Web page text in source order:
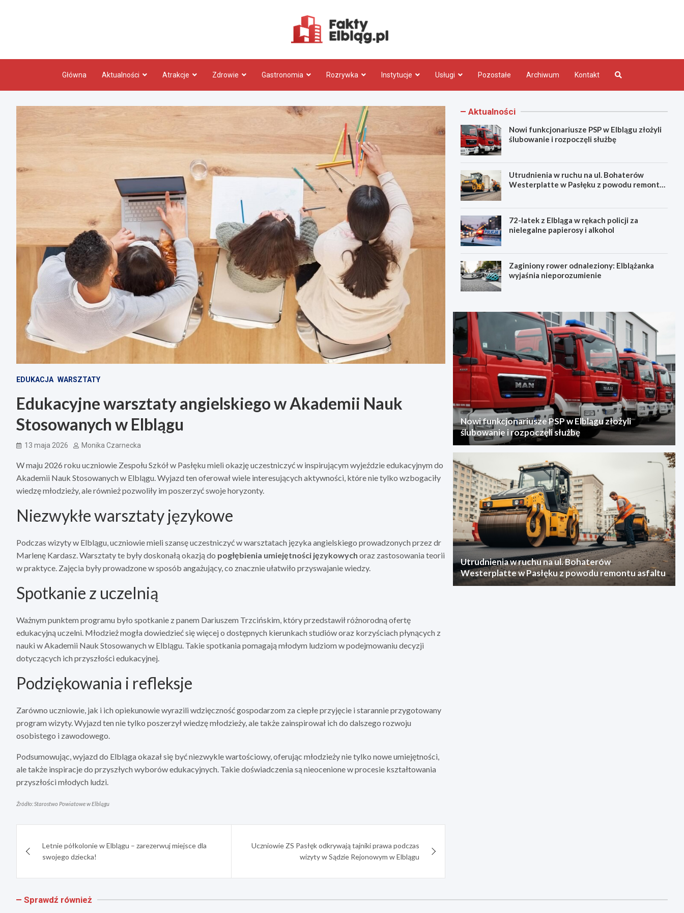
Główna Aktualności Atrakcje Zdrowie Gastronomia Rozrywka Instytucje Usługi Pozostałe Archiwum Kontakt
EDUKACJA WARSZTATY
Edukacyjne warsztaty angielskiego w Akademii Nauk
Stosowanych w Elblągu
13 maja 2026 Monika Czarnecka
W maju 2026 roku uczniowie Zespołu Szkół w Pasłęku mieli okazję uczestniczyć w inspirującym wyjeździe edukacyjnym do
Akademii Nauk Stosowanych w Elblągu. Wyjazd ten oferował wiele interesujących aktywności, które nie tylko wzbogaciły
wiedzę młodzieży, ale również pozwoliły im poszerzyć swoje horyzonty.
Niezwykłe warsztaty językowe
Podczas wizyty w Elblągu, uczniowie mieli szansę uczestniczyć w warsztatach języka angielskiego prowadzonych przez dr
Marlenę Kardasz. Warsztaty te były doskonałą okazją do pogłębienia umiejętności językowych oraz zastosowania teorii
w praktyce. Zajęcia były prowadzone w sposób angażujący, co znacznie ułatwiło przyswajanie wiedzy.
Spotkanie z uczelnią
Ważnym punktem programu było spotkanie z panem Dariuszem Trzcińskim, który przedstawił różnorodną ofertę
edukacyjną uczelni. Młodzież mogła dowiedzieć się więcej o dostępnych kierunkach studiów oraz korzyściach płynących z
nauki w Akademii Nauk Stosowanych w Elblągu. Takie spotkania pomagają młodym ludziom w podejmowaniu decyzji
dotyczących ich przyszłości edukacyjnej.
Podziękowania i refleksje
Zarówno uczniowie, jak i ich opiekunowie wyrazili wdzięczność gospodarzom za ciepłe przyjęcie i starannie przygotowany
program wizyty. Wyjazd ten nie tylko poszerzył wiedzę młodzieży, ale także zainspirował ich do dalszego rozwoju
osobistego i zawodowego.
Podsumowując, wyjazd do Elbląga okazał się być niezwykle wartościowy, oferując młodzieży nie tylko nowe umiejętności,
ale także inspiracje do przyszłych wyborów edukacyjnych. Takie doświadczenia są nieocenione w procesie kształtowania
przyszłości młodych ludzi.
Źródło: Starostwo Powiatowe w Elblągu
wpisuLetnie półkolonie w Elblągu – zarezerwuj miejsce dla
swojego dziecka!
Uczniowie ZS Pasłęk odkrywają tajniki prawa podczas
wizyty w Sądzie Rejonowym w Elblągu
Aktualności
Nowi funkcjonariusze PSP w Elblągu złożyli
ślubowanie i rozpoczęli służbę
Utrudnienia w ruchu na ul. Bohaterów
Westerplatte w Pasłęku z powodu remontu
72-latek z Elbląga w rękach policji za
nielegalne papierosy i alkohol
Zaginiony rower odnaleziony: Elblążanka
wyjaśnia nieporozumienie
Nowi funkcjonariusze PSP w Elblągu złożyli
ślubowanie i rozpoczęli służbę
Utrudnienia w ruchu na ul. Bohaterów
Westerplatte w Pasłęku z powodu remontu asfaltu
Sprawdź również